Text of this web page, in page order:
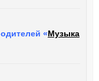
«Музыка